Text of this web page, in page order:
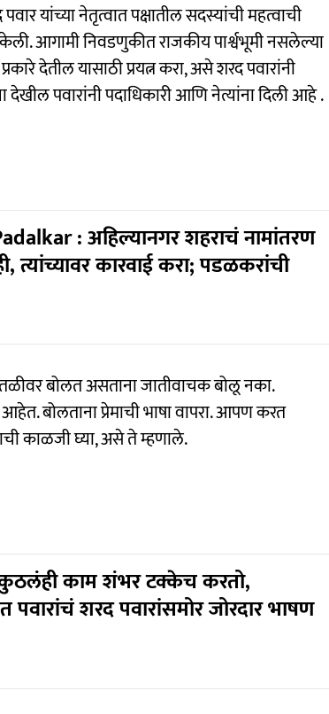
यांच्या नेतृत्वात पक्षातील सदस्यांची महत्वाची
आगामी निवडणुकीत राजकीय पार्श्वभूमी नसलेल्या
देतील यासाठी प्रयत्न करा, असे शरद पवारांनी
पवारांनी पदाधिकारी आणि नेत्यांना दिली आहे .
: अहिल्यानगर शहराचं नामांतरण
त्यांच्यावर कारवाई करा; पडळकरांची
बोलत असताना जातीवाचक बोलू नका.
बोलताना प्रेमाची भाषा वापरा. आपण करत
काळजी घ्या, असे ते म्हणाले.
काम शंभर टक्केच करतो,
शरद पवारांसमोर जोरदार भाषण